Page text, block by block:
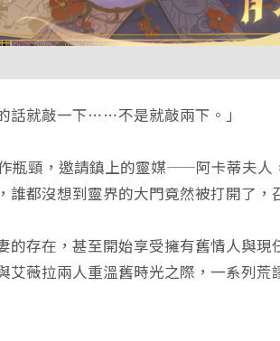
就敲一下⋯⋯不是就敲兩下。」
瓶頸，邀請鎮上的靈媒——阿卡蒂夫人
誰都沒想到靈界的大門竟然被打開了
存在，甚至開始享受擁有舊情人與
薇拉兩人重溫舊時光之際，一系列